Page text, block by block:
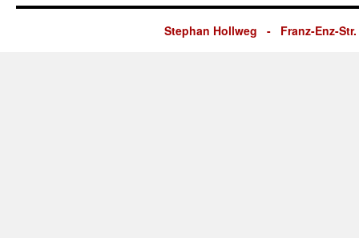
Stephan Hollweg - Franz-Enz-